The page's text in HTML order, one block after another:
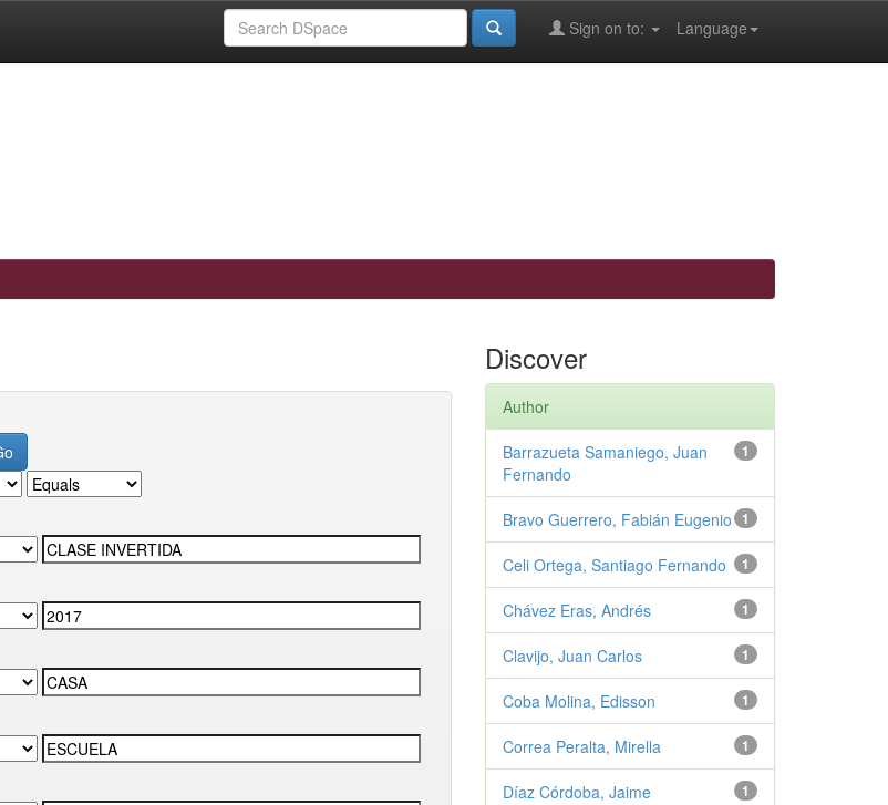
Language
Sign on to:
Discover
Author
1
Barrazueta Samaniego, Juan
Fernando
1
Bravo Guerrero, Fabián Eugenio
1
Celi Ortega, Santiago Fernando
1
Chávez Eras, Andrés
1
Clavijo, Juan Carlos
1
Coba Molina, Edisson
1
Correa Peralta, Mirella
1
Díaz Córdoba, Jaime